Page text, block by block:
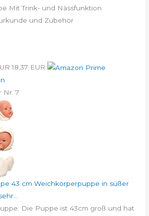
Mit Trink- und Nässfunktion
und Zubehör
18,37 EUR
Nr. 7
43 cm Weichkörperpuppe in süßer
Die Puppe ist 43cm groß und hat